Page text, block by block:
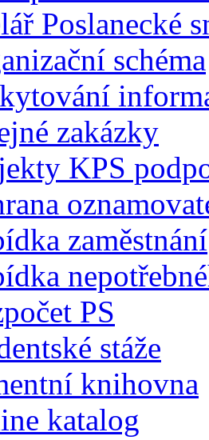
Poslanecké
schéma
zakázky
KPS
zaměstnání
PS
stáže
knihovna
katalog